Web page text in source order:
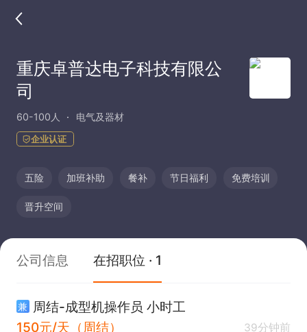
重庆卓普达电子科技有限公
司
60-100人 电气及器材
企业认证
五险 加班补助 餐补 节日福利 免费培训
晋升空间
公司信息 在招职位 · 1
兼 周结-成型机操作员 小时工
150元/天（周结）
39分钟前